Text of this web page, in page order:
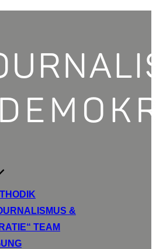
&
TEAM